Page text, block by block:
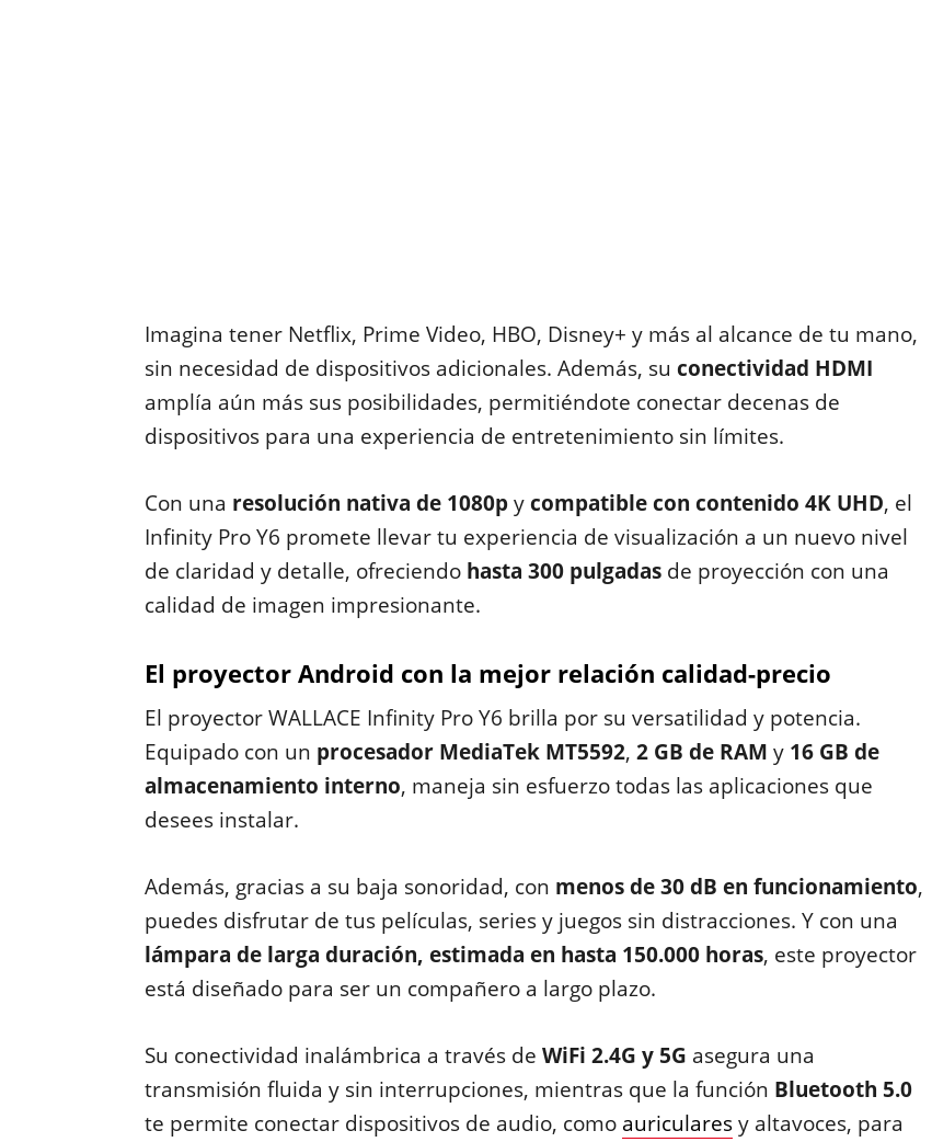
Imagina tener Netflix, Prime Video, HBO, Disney+ y más al alcance de tu mano,
sin necesidad de dispositivos adicionales. Además, su conectividad HDMI
amplía aún más sus posibilidades, permitiéndote conectar decenas de
dispositivos para una experiencia de entretenimiento sin límites.
Con una resolución nativa de 1080pycompatible con contenido 4K UHD, el
Infinity Pro Y6 promete llevar tu experiencia de visualización a un nuevo nivel
de claridad y detalle, ofreciendo hasta 300 pulgadasde proyección con una
calidad de imagen impresionante.
El proyector Android con la mejor relación calidad-precio
El proyector WALLACE Infinity Pro Y6 brilla por su versatilidad y potencia.
Equipado con un procesador MediaTek MT5592, 2 GB de RAM y16 GB de
almacenamiento interno, maneja sin esfuerzo todas las aplicaciones que
desees instalar.
Además, gracias a su baja sonoridad, con menos de 30 dB en funcionamiento,
puedes disfrutar de tus películas, series y juegos sin distracciones. Y con una
lámpara de larga duración, estimada en hasta 150.000 horas, este proyector
está diseñado para ser un compañero a largo plazo.
Su conectividad inalámbrica a través de WiFi 2.4G y 5G asegura una
transmisión fluida y sin interrupciones, mientras que la función Bluetooth 5.0
te permite conectar dispositivos de audio, como auricularesy altavoces, para